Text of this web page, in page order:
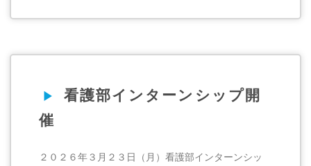
看護部インターンシップ開
催
２０２６年３月２３日（月）看護部インターンシッ